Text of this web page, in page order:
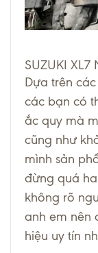
SUZUKI XL7
Dựa trên
các bạn có
ắc quy mà
cũng như
mình sản
đừng quá
không rõ
anh em nên
hiệu uy tín